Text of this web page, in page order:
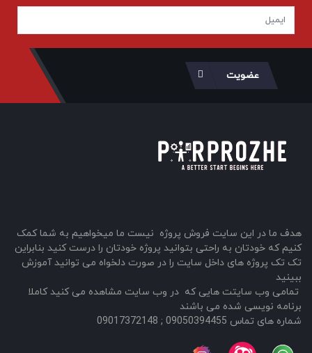
عضویت
هدف ما در این سایت فروش پروژه نیست ما میخواهیم به شما کمک
کنیم که خودتان به راحتی بتوانید پروژه خودتان را درست کنید بنابراین
تک تک پروژه های داخل سایت را در صورت دلخواه می توانید آموزش
ببینید
تمامی وب سایتت هایی که در وب سایت مشاهده می کنید کاملا
برنامه نویسی شده می باشند
شماره های تماس 09050394455 ; 09017372148